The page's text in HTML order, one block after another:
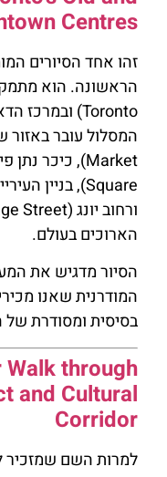
Centres
זהו אחד הסיורים
הארוכים בעולם.
הסיור מדגיש את
המודרנית שאנו
בסיסית ומסודרת של
through
and Cultural
Corridor
למרות השם שמזכיר